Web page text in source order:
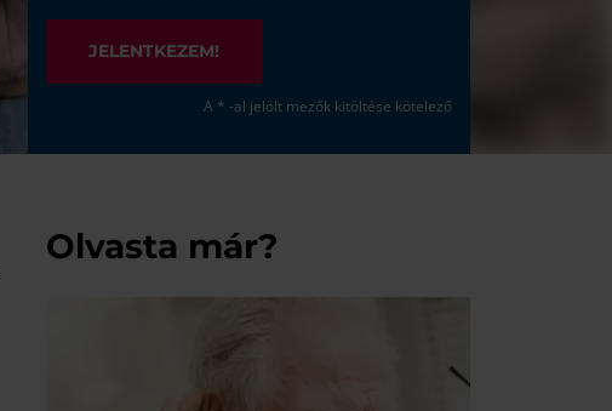
JELENTKEZEM!
A * -al jelölt mezők kitöltése kötelező
Olvasta már?